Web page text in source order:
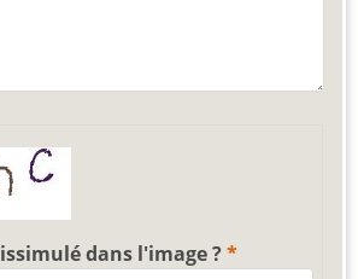
dans l'image ?